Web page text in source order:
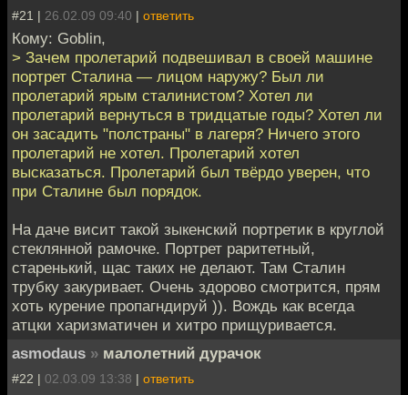
#21 | 26.02.09 09:40 | ответить
Кому: Goblin,
> Зачем пролетарий подвешивал в своей машине
портрет Сталина — лицом наружу? Был ли
пролетарий ярым сталинистом? Хотел ли
пролетарий вернуться в тридцатые годы? Хотел ли
он засадить "полстраны" в лагеря? Ничего этого
пролетарий не хотел. Пролетарий хотел
высказаться. Пролетарий был твёрдо уверен, что
при Сталине был порядок.
На даче висит такой зыкенский портретик в круглой
стеклянной рамочке. Портрет раритетный,
старенький, щас таких не делают. Там Сталин
трубку закуривает. Очень здорово смотрится, прям
хоть курение пропагндируй )). Вождь как всегда
атцки харизматичен и хитро прищуривается.
asmodaus » малолетний дурачок
#22 | 02.03.09 13:38 | ответить